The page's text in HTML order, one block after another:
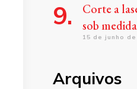
Corte a
sob medida
15 de junho de
Arquivos